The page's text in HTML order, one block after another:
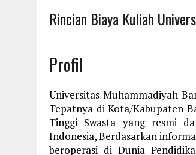
Rincian Biaya Kuliah
Profil
Universitas Muhammadiyah
Tepatnya di Kota/Kabupaten
Tinggi Swasta yang resmi
Indonesia, Berdasarkan
beroperasi di Dunia